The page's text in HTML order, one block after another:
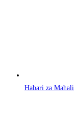
Habari za Mahali